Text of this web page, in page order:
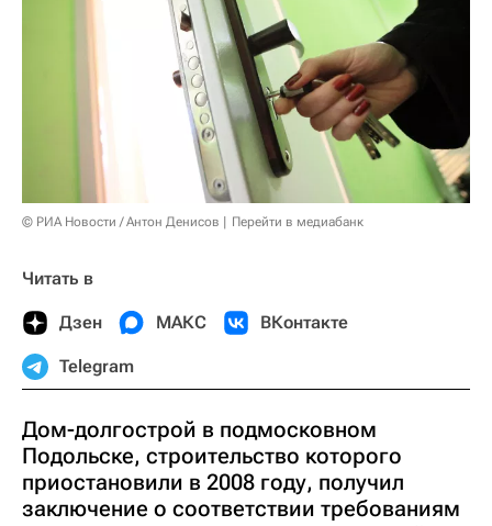
© РИА Новости / Антон Денисов Перейти в медиабанк
Читать в
Дзен МАКС ВКонтакте
Telegram
Дом-долгострой в подмосковном
Подольске, строительство которого
приостановили в 2008 году, получил
заключение о соответствии требованиям